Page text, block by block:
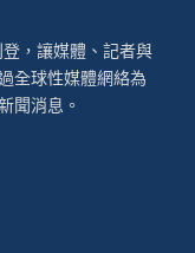
，讓媒體、記者與
全球性媒體網絡為
聞消息。